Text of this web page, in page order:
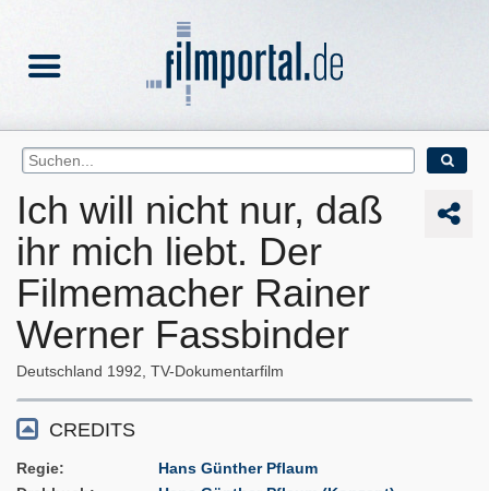
Ich will nicht nur, daß
ihr mich liebt. Der
Filmemacher Rainer
Werner Fassbinder
Deutschland 1992 TV-Dokumentarfilm
CREDITS
Regie
Hans Günther Pflaum